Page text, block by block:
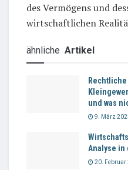
des Vermögens und
wirtschaftlichen
ähnliche Artikel
und was
9. März
Analyse in
20. Februar